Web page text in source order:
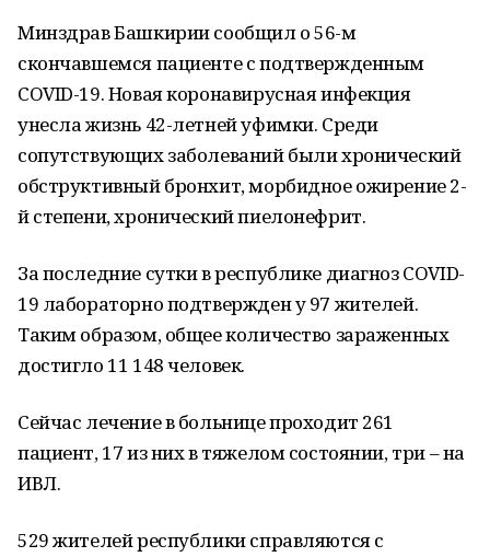
Минздрав Башкирии сообщил о 56-м
скончавшемся пациенте с подтвержденным
COVID-19. Новая коронавирусная инфекция
унесла жизнь 42-летней уфимки. Среди
сопутствующих заболеваний были хронический
обструктивный бронхит, морбидное ожирение 2-
й степени, хронический пиелонефрит.
За последние сутки в республике диагноз COVID-
19 лабораторно подтвержден у 97 жителей.
Таким образом, общее количество зараженных
достигло 11 148 человек.
Сейчас лечение в больнице проходит 261
пациент, 17 из них в тяжелом состоянии, три – на
ИВЛ.
529 жителей республики справляются с